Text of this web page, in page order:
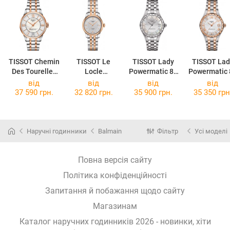
TISSOT Chemin
Des Tourelles
Powermatic 80
Lady
TISSOT Le
Locle
Automatic Lady
T006.207.22.0
TISSOT Lady
Powermatic 80
T072.207.11.1
18.00
TISSOT
Powermatic
18.01
від
37 590 грн.
від
32 820 грн.
від
35 900 грн.
від
35 350
Наручні годинники Balmain Фільтр Усі моделі
Повна версія сайту
Політика конфіденційності
Запитання й побажання щодо сайту
Магазинам
Каталог наручних годинників 2026 - новинки, хіти